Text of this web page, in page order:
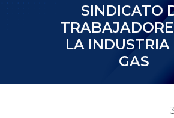
SINDICATO
LA INDUSTRIA
GAS